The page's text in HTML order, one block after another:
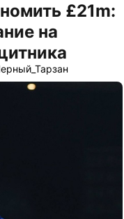
£21m:
на